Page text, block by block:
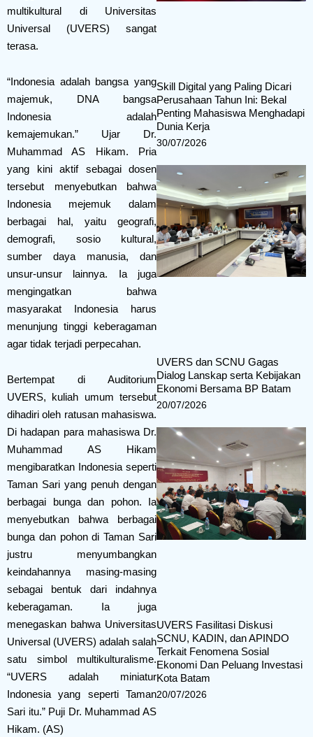
multikultural di Universitas
Universal (UVERS) sangat
terasa.
“Indonesia adalah bangsa yang
majemuk, DNA bangsa
Indonesia adalah
kemajemukan.” Ujar Dr.
Muhammad AS Hikam. Pria
yang kini aktif sebagai dosen
tersebut menyebutkan bahwa
Indonesia mejemuk dalam
berbagai hal, yaitu geografi,
demografi, sosio kultural,
sumber daya manusia, dan
unsur-unsur lainnya. Ia juga
mengingatkan bahwa
masyarakat Indonesia harus
menunjung tinggi keberagaman
agar tidak terjadi perpecahan.
Bertempat di Auditorium
UVERS, kuliah umum tersebut
dihadiri oleh ratusan mahasiswa.
Di hadapan para mahasiswa Dr.
Muhammad AS Hikam
mengibaratkan Indonesia seperti
Taman Sari yang penuh dengan
berbagai bunga dan pohon. Ia
menyebutkan bahwa berbagai
bunga dan pohon di Taman Sari
justru menyumbangkan
keindahannya masing-masing
sebagai bentuk dari indahnya
keberagaman. Ia juga
menegaskan bahwa Universitas
Universal (UVERS) adalah salah
satu simbol multikulturalisme.
“UVERS adalah miniatur
Indonesia yang seperti Taman
Sari itu.” Puji Dr. Muhammad AS
Hikam. (AS)
Skill Digital yang Paling Dicari
Perusahaan Tahun Ini: Bekal
Penting Mahasiswa Menghadapi
Dunia Kerja
30/07/2026
UVERS dan SCNU Gagas
Dialog Lanskap serta Kebijakan
Ekonomi Bersama BP Batam
20/07/2026
UVERS Fasilitasi Diskusi
SCNU, KADIN, dan APINDO
Terkait Fenomena Sosial
Ekonomi Dan Peluang Investasi
Kota Batam
20/07/2026